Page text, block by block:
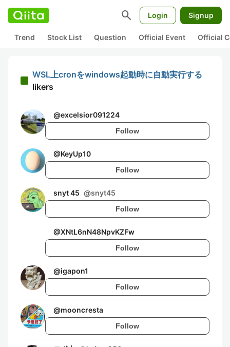
search Login Signup
Trend Stock List Question Official Event Official
WSL上cronをwindows起動時に自動実行する
likers
@excelsior091224
Follow
@KeyUp10
Follow
snyt 45 @snyt45
Follow
@XNtL6nN48NpvKZFw
Follow
@igapon1
Follow
@mooncresta
Follow